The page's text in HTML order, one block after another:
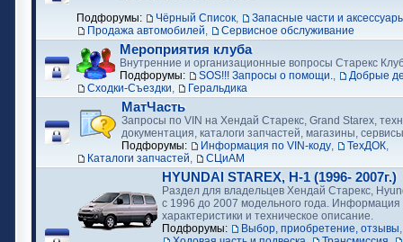
Подфорумы:
Чёрный Список,
Запасные части и
Продажа автомобилей, Сервисное обслуживание
Мероприятия клуба
Внутренние и организационные вопросы Старекс
Подфорумы:
SOS!!! Запросы о помощи.,
Добрые
Сходки-Съездки, Геральдика
МатЧасть
Запросы по VIN на Хендай Старекс, Grand Starex,
документация, каталоги запчастей, магазины, сервисы
Подфорумы:
Информация по VIN-коду, ТехДОК,
Каталоги запчастей, СЦиАМ
HYUNDAI STAREX, H-1 (1996- 2007г.)
Раздел для владельцев Хендай Старекс,
с 1996 до 2007 модельного года. Информация
характеристики и техническое описание.
Подфорумы:
Выбор, приобретение, отзывы